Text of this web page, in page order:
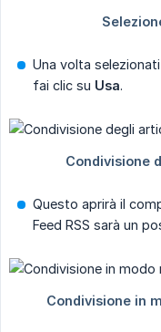
Una volta
fai clic su Usa.
Questo aprirà il
Feed RSS sarà un